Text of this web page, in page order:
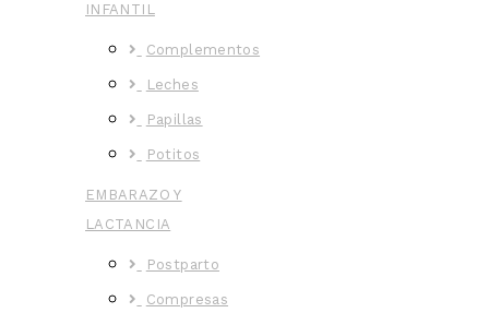
INFANTIL
Complementos
Leches
Papillas
Potitos
EMBARAZO Y
LACTANCIA
Postparto
Compresas